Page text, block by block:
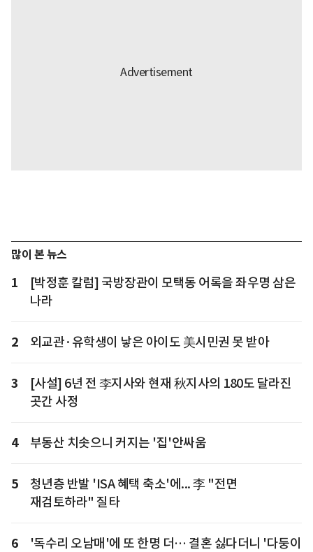
많이 본 뉴스
1
[박정훈 칼럼] 국방장관이 모택동 어록을 좌우명 삼은
나라
2 외교관·유학생이 낳은 아이도 美시민권 못 받아
3
[사설] 6년 전 李지사와 현재 秋지사의 180도 달라진
곳간 사정
4 부동산 치솟으니 커지는 '집'안싸움
5
청년층 반발 'ISA 혜택 축소'에... 李 "전면
재검토하라" 질타
6
'독수리 오남매'에 또 한명 더… 결혼 싫다더니 '다둥이